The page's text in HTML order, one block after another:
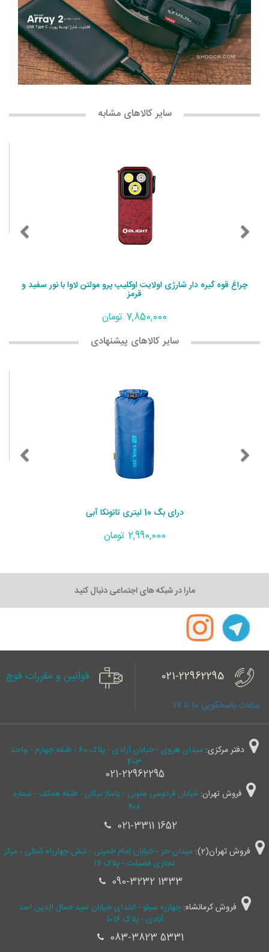
سایر کالاهای مشابه
چراغ قوه گیره دار شارژی اولایت اوکلیپ پرو مولتن لاوا با نور سفید و
قرمز
7,850,000 تومان
سایر کالاهای پیشنهادی
درای بگ 10 لیتری تاتونکا آبی
2,990,000 تومان
مارا در شبکه های اجتماعی دنبال کنید
021-22962295
ساعات پاسخگویی 10 تا 17
قوانین و مقررات قوچ
دفتر مرکزی:
میدان هروی - خیابان آزادی - پلاک 60 - طبقه چهارم - واحد
403
021-22962295
فروش تهران: خیابان فردوسی جنوبی - پاساژ نیکان - طبقه همکف - شماره
۴۰۸
021-3311 1652
فروش تهران(2):
میدان حر - خیابان امام خمینی - نبش چهارراه کمالی - مرکز
تجاری فضیلت - پلاک ۱۷
090-3232 1333
فروش کرمانشاه:چهارره سیلو - ابتدای خیابان سید جمال ‌الدین اسد
آبادی - پلاک 1016
083-3823 5331